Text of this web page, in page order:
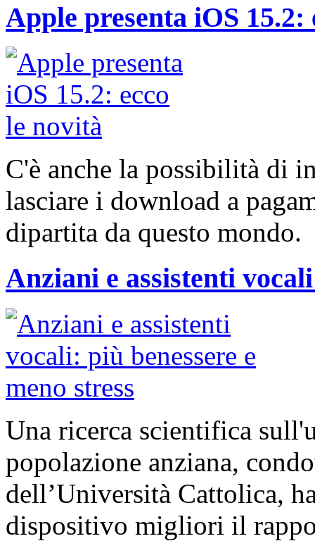
Apple presenta iOS 15.2:
C'è anche la possibilità di
lasciare i download a
dipartita da questo mondo.
Anziani e assistenti
Una ricerca scientifica
popolazione anziana,
dell’Università Cattolica,
dispositivo migliori il